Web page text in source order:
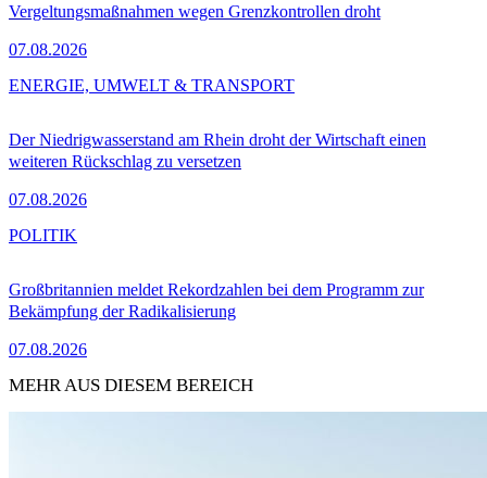
Vergeltungsmaßnahmen wegen Grenzkontrollen droht
07.08.2026
Der Niedrigwasserstand am Rhein droht der Wirtschaft einen
weiteren Rückschlag zu versetzen
07.08.2026
ENERGIE, UMWELT & TRANSPORT
Großbritannien meldet Rekordzahlen bei dem Programm zur
Bekämpfung der Radikalisierung
07.08.2026
POLITIK
MEHR AUS DIESEM BEREICH